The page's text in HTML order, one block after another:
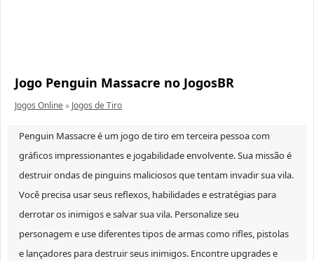
Jogo Penguin Massacre no JogosBR
Jogos Online» Jogos de Tiro
Penguin Massacre é um jogo de tiro em terceira pessoa com
gráficos impressionantes e jogabilidade envolvente. Sua missão é
destruir ondas de pinguins maliciosos que tentam invadir sua vila.
Você precisa usar seus reflexos, habilidades e estratégias para
derrotar os inimigos e salvar sua vila. Personalize seu
personagem e use diferentes tipos de armas como rifles, pistolas
e lançadores para destruir seus inimigos. Encontre upgrades e